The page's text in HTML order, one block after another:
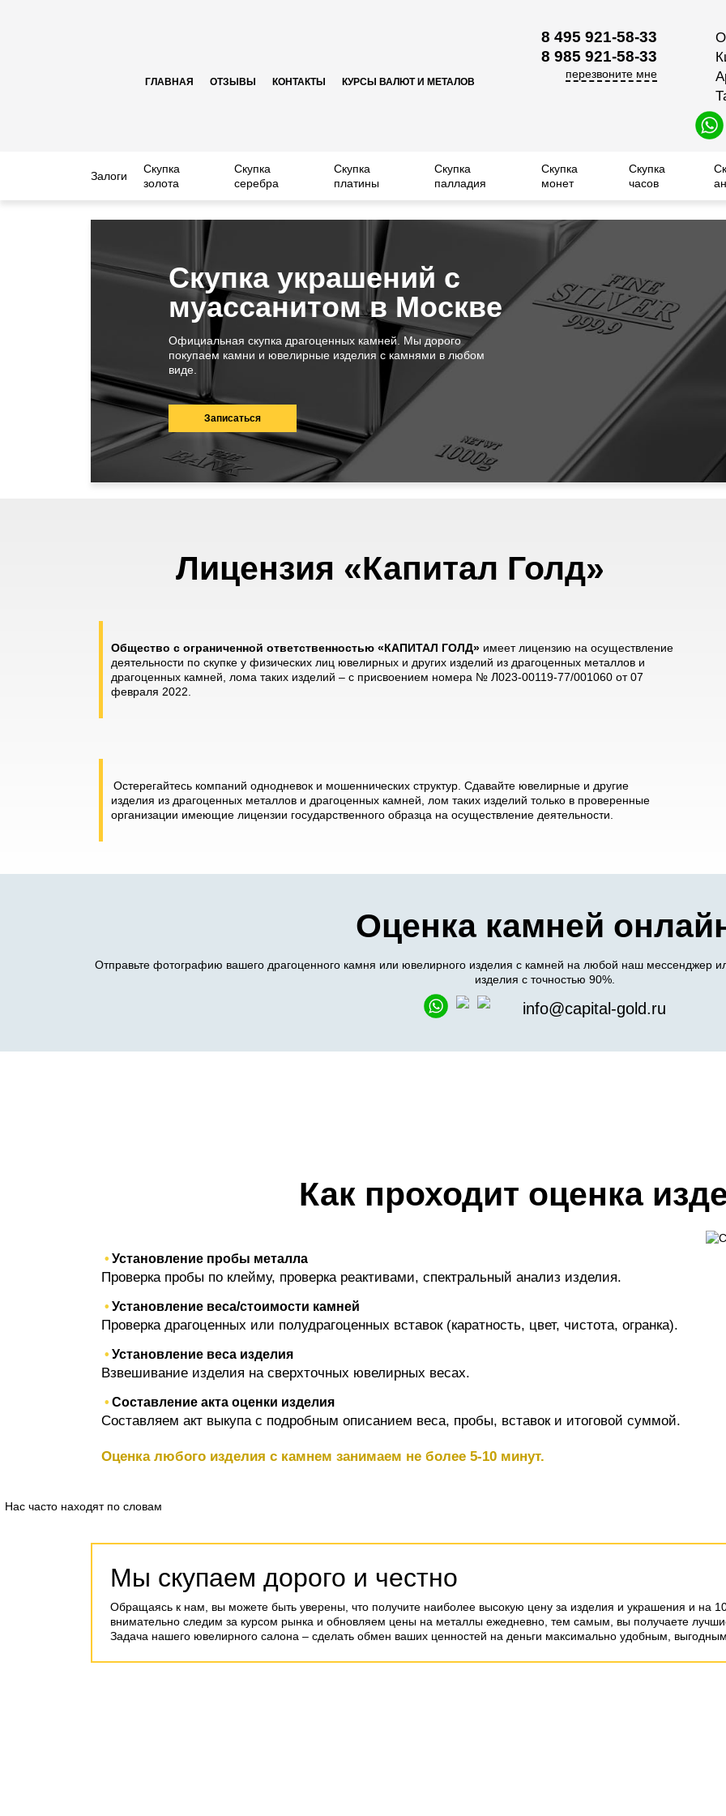
ГЛАВНАЯ ОТЗЫВЫ КОНТАКТЫ КУРСЫ ВАЛЮТ И МЕТАЛОВ
8 495 921-58-33
8 985 921-58-33
перезвоните мне
Залоги
Скупка
золота
Скупка
серебра
Скупка
платины
Скупка
палладия
Скупка
монет
Скупка
часов
Скупка украшений с
муассанитом в Москве
Официальная скупка драгоценных камней. Мы дорого
покупаем камни и ювелирные изделия с камнями в любом
виде.
Записаться
Лицензия «Капитал Голд»
Общество с ограниченной ответственностью «КАПИТАЛ ГОЛД» имеет лицензию на осуществление
деятельности по скупке у физических лиц ювелирных и других изделий из драгоценных металлов и
драгоценных камней, лома таких изделий – с присвоением номера № Л023-00119-77/001060 от 07
февраля 2022.
Остерегайтесь компаний однодневок и мошеннических структур. Сдавайте ювелирные и другие
изделия из драгоценных металлов и драгоценных камней, лом таких изделий только в проверенные
организации имеющие лицензии государственного образца на осуществление деятельности.
Оценка камней
Отправьте фотографию вашего драгоценного камня или ювелирного изделия с камней на любой наш мессенджер
изделия с точностью 90%.
info@capital-gold.ru
Как проходит оценка
Установление пробы металла
Проверка пробы по клейму, проверка реактивами, спектральный анализ изделия.
Установление веса/стоимости камней
Проверка драгоценных или полудрагоценных вставок (каратность, цвет, чистота, огранка).
Установление веса изделия
Взвешивание изделия на сверхточных ювелирных весах.
Составление акта оценки изделия
Составляем акт выкупа с подробным описанием веса, пробы, вставок и итоговой суммой.
Оценка любого изделия с камнем занимаем не более 5-10 минут.
Нас часто находят по словам
Мы скупаем дорого и честно
Обращаясь к нам, вы можете быть уверены, что получите наиболее высокую цену за изделия и украшения и на
внимательно следим за курсом рынка и обновляем цены на металлы ежедневно, тем самым, вы получаете
Задача нашего ювелирного салона – сделать обмен ваших ценностей на деньги максимально удобным,